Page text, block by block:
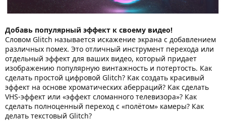
Добавь популярный эффект к своему видео!
Словом Glitch называется искажение экрана с добавлением
различных помех. Это отличный инструмент перехода или
отдельный эффект для ваших видео, который придает
изображению популярную винтажность и потертость. Как
сделать простой цифровой Glitch? Как создать красивый
эффект на основе хроматических аберраций? Как сделать
VHS-эффект или «эффект сломанного телевизора»? Как
сделать полноценный переход с «полётом» камеры? Как
делать текстовый Glitch?